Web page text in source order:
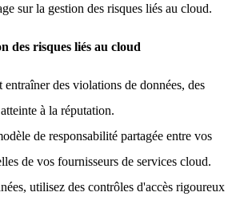
sur la gestion des risques liés au cloud.
des risques liés au cloud
des violations de données, des
à la réputation.
de responsabilité partagée entre vos
de vos fournisseurs de services cloud.
utilisez des contrôles d'accès rigoureux